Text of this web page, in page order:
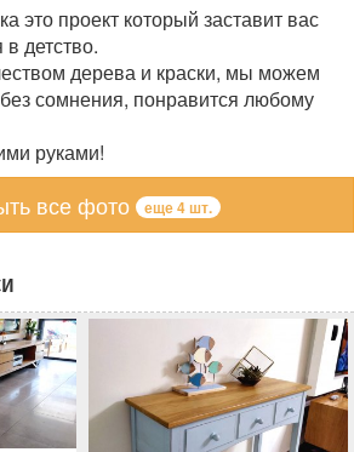
это проект который заставит вас
детство.
дерева и краски, мы можем
без сомнения, понравится любому
руками!
все фото еще 4 шт.